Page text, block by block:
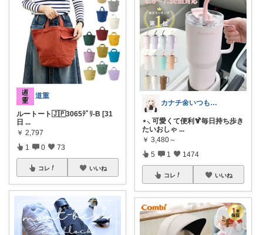
道重
ルートート🇯🇵3065ﾃﾞﾘ-B [31
日 ...
￥ 2,797
1 0 73
コレ いいね
カナチ🌼いつもご覧くださり感謝ꕤ
⋆⸜ 可愛くて便利🍹毎日持ち歩き
たいおしゃ ...
￥ 3,480～
5 1 1474
コレ いいね